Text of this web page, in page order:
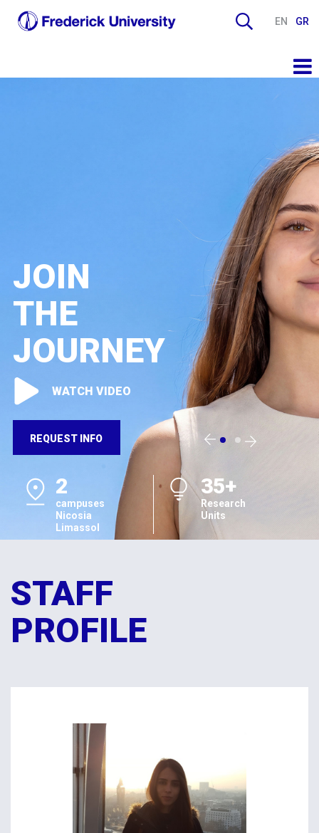
EN GR
JOIN
THE
JOURNEY
WATCH VIDEO
REQUEST INFO
2
campuses
Nicosia
Limassol
35+
Research
Units
STAFF
PROFILE